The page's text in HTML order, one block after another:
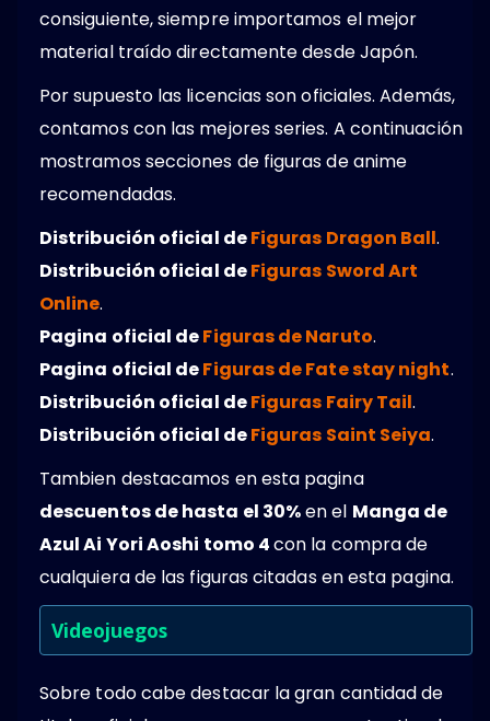
consiguiente, siempre importamos el mejor
material traído directamente desde Japón.
Por supuesto las licencias son oficiales. Además,
contamos con las mejores series. A continuación
mostramos secciones de figuras de anime
recomendadas.
Distribución oficial deFiguras Dragon Ball.
Distribución oficial deFiguras Sword Art
Online.
Pagina oficial deFiguras de Naruto.
Pagina oficial deFiguras de Fate stay night.
Distribución oficial deFiguras Fairy Tail.
Distribución oficial deFiguras Saint Seiya.
Tambien destacamos en esta pagina
descuentos de hasta el 30%en el Manga de
Azul Ai Yori Aoshi tomo 4con la compra de
cualquiera de las figuras citadas en esta pagina.
Videojuegos
Sobre todo cabe destacar la gran cantidad de